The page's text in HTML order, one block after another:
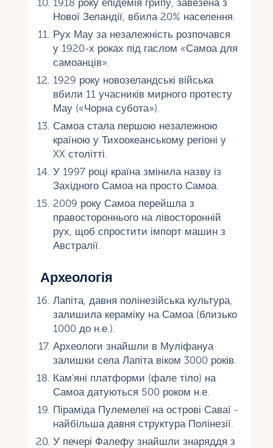
1918 року епідемія грипу, завезена з
Нової Зеландії, вбила 20% населення.
Рух Мау за незалежність розпочався
у 1920-х роках під гаслом «Самоа для
самоанців».
1929 року новозеландські війська
вбили 11 учасників мирного протесту
Мау («Чорна субота»).
Самоа стала першою незалежною
країною у Тихоокеанському регіоні у
XX столітті.
У 1997 році країна змінила назву із
Західного Самоа на просто Самоа.
2009 року Самоа перейшла з
правостороннього на лівосторонній
рух, щоб спростити імпорт машин з
Австралії.
Археологія
Лапіта, давня полінезійська культура,
залишила кераміку на Самоа (близько
1000 до н.е.).
Археологи знайшли в Муліфануа
залишки села Лапіта віком 3000 років.
Кам'яні платформи (фале тіло) на
Самоа датуються 500 роком н.е.
Піраміда Пулемелеї на острові Саваї -
найбільша давня структура Полінезії.
У печері Фалефу знайшли знаряддя з